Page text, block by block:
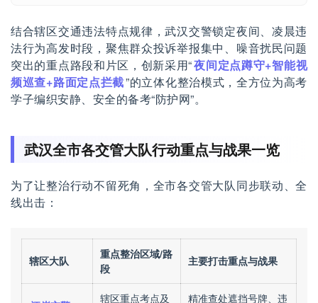
结合辖区交通违法特点规律，武汉交警锁定夜间、凌晨违
法行为高发时段，聚焦群众投诉举报集中、噪音扰民问题
突出的重点路段和片区，创新采用“夜间定点蹲守+智能视
频巡查+路面定点拦截”的立体化整治模式，全方位为高考
学子编织安静、安全的备考“防护网”。
武汉全市各交管大队行动重点与战果一览
为了让整治行动不留死角，全市各交管大队同步联动、全
线出击：
辖区大队
重点整治区域/路
段
主要打击重点与战果
辖区重点考点及
精准查处遮挡号牌、违